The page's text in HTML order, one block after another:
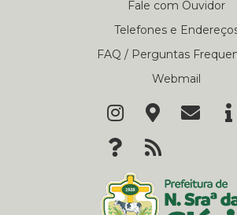
Fale com Ouvidor
Telefones e
FAQ / Perguntas
Webmail